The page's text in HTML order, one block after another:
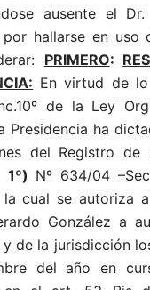
ausente el
por hallarse en uso
PRIMERO:
En virtud de
de la Ley
Presidencia ha
del Registro
1º) Nº 634/04
cual se autoriza
González a
de la jurisdicción
del año en